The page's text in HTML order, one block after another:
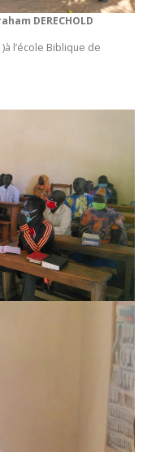
DERECHOLD
l’école Biblique de